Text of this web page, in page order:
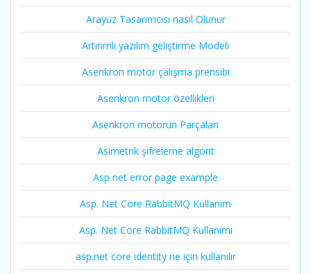
Arayüz Tasarımcısı nasıl Olunur
Artırımlı yazılım geliştirme Modeli
Asenkron motor çalışma prensibi
Asenkron motor özellikleri
Asenkron motorun Parçaları
Asimetrik şifreleme algorit
Asp net error page example
Asp. Net Core RabbitMQ Kullanım
Asp. Net Core RabbitMQ Kullanımı
asp.net core identity ne için kullanılır